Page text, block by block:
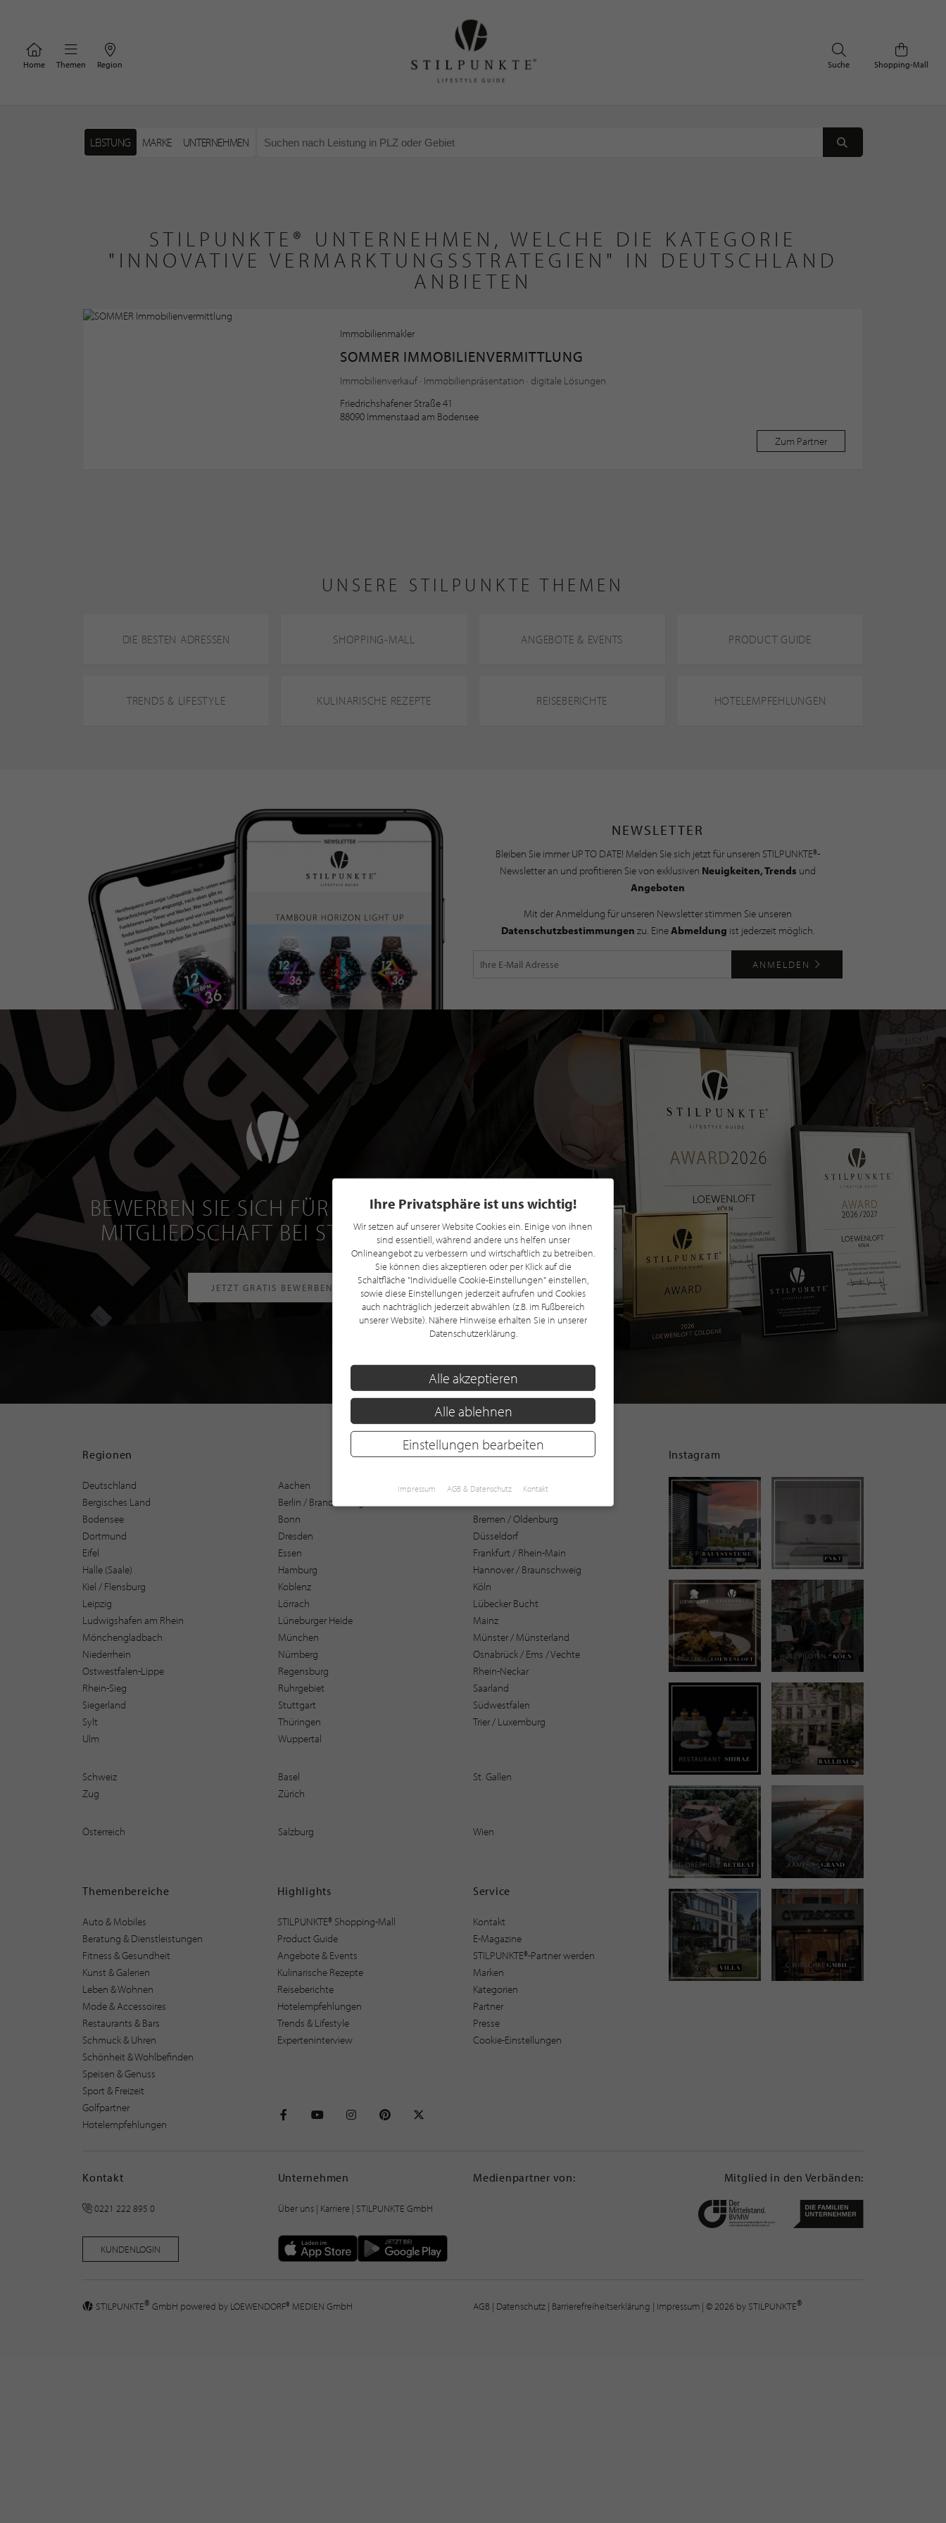
Home Themen Region Shopping-Mall
Suche
LEISTUNG MARKE UNTERNEHMEN
STILPUNKTE® UNTERNEHMEN, WELCHE DIE KATEGORIE
"INNOVATIVE VERMARKTUNGSSTRATEGIEN" IN DEUTSCHLAND
ANBIETEN
Immobilienmakler
SOMMER IMMOBILIENVERMITTLUNG
Immobilienverkauf · Immobilienpräsentation · digitale Lösungen
Friedrichshafener Straße 41
88090 Immenstaad am Bodensee
Zum Partner
UNSERE STILPUNKTE THEMEN
DIE BESTEN ADRESSEN SHOPPING-MALL ANGEBOTE & EVENTS PRODUCT GUIDE
TRENDS & LIFESTYLE KULINARISCHE REZEPTE REISEBERICHTE HOTELEMPFEHLUNGEN
NEWSLETTER
Bleiben Sie immer UP TO DATE! Melden Sie sich jetzt für unseren STILPUNKTE®-
Newsletter an und profitieren Sie von exklusiven Neuigkeiten, Trends und
Angeboten
Mit der Anmeldung für unseren Newsletter stimmen Sie unseren
Datenschutzbestimmungen zu. EineAbmeldung ist jederzeit möglich.
ANMELDEN
BEWERBEN SIE SICH FÜR EINE GRATIS
MITGLIEDSCHAFT BEI STILPUNKTE®
JETZT GRATIS BEWERBEN
Regionen
Deutschland Aachen
Augsburg
Bergisches Land
Berlin / Brandenburg
Bodensee
Bonn
Bremen / Oldenburg
Dortmund
Dresden
Düsseldorf
Eifel
Essen
Frankfurt / Rhein-Main
Halle (Saale)
Hamburg
Hannover / Braunschweig
Kiel / Flensburg
Koblenz
Köln
Leipzig
Lörrach
Lübecker Bucht
Ludwigshafen am Rhein
Lüneburger Heide
Mainz
Mönchengladbach
München
Münster / Münsterland
Niederrhein
Nürnberg
Osnabrück / Ems / Vechte
Ostwestfalen-Lippe
Regensburg
Rhein-Neckar
Rhein-Sieg
Ruhrgebiet
Saarland
Siegerland
Stuttgart
Südwestfalen
Sylt
Thüringen
Trier / Luxemburg
Ulm
Wuppertal
Schweiz Basel
St. Gallen
Zug
Zürich
Österreich Salzburg Wien
Themenbereiche
Auto & Mobiles
Beratung & Dienstleistungen
Fitness & Gesundheit
Kunst & Galerien
Leben & Wohnen
Mode & Accessoires
Restaurants & Bars
Schmuck & Uhren
Schönheit & Wohlbefinden
Speisen & Genuss
Sport & Freizeit
Golfpartner
Hotelempfehlungen
Highlights
STILPUNKTE® Shopping-Mall
Product Guide
Angebote & Events
Kulinarische Rezepte
Reiseberichte
Hotelempfehlungen
Trends & Lifestyle
Experteninterview
Service
Kontakt
E-Magazine
STILPUNKTE®-Partner werden
Marken
Kategorien
Partner
Presse
Cookie-Einstellungen
Instagram
Kontakt
0221 222 895 0
KUNDENLOGIN
Unternehmen
Über uns| Karriere | STILPUNKTE GmbH
Medienpartner von: Mitglied in den Verbänden:
STILPUNKTE® GmbH powered by LOEWENDORF® MEDIEN GmbH AGB | Datenschutz | Barrierefreiheitserklärung | Impressum | © 2026 by STILPUNKTE®
Ihre Privatsphäre ist uns wichtig!
Wir setzen auf unserer Website Cookies ein. Einige von ihnen
sind essentiell, während andere uns helfen unser
Onlineangebot zu verbessern und wirtschaftlich zu betreiben.
Sie können dies akzeptieren oder per Klick auf die
Schaltfläche "Individuelle Cookie-Einstellungen" einstellen,
sowie diese Einstellungen jederzeit aufrufen und Cookies
auch nachträglich jederzeit abwählen (z.B. im Fußbereich
unserer Website). Nähere Hinweise erhalten Sie in unserer
Datenschutzerklärung.
Alle akzeptieren
Alle ablehnen
Einstellungen bearbeiten
Impressum AGB & Datenschutz Kontakt